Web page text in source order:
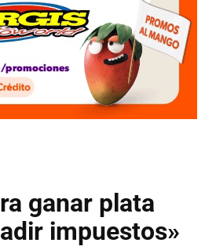
ganar plata
impuestos»